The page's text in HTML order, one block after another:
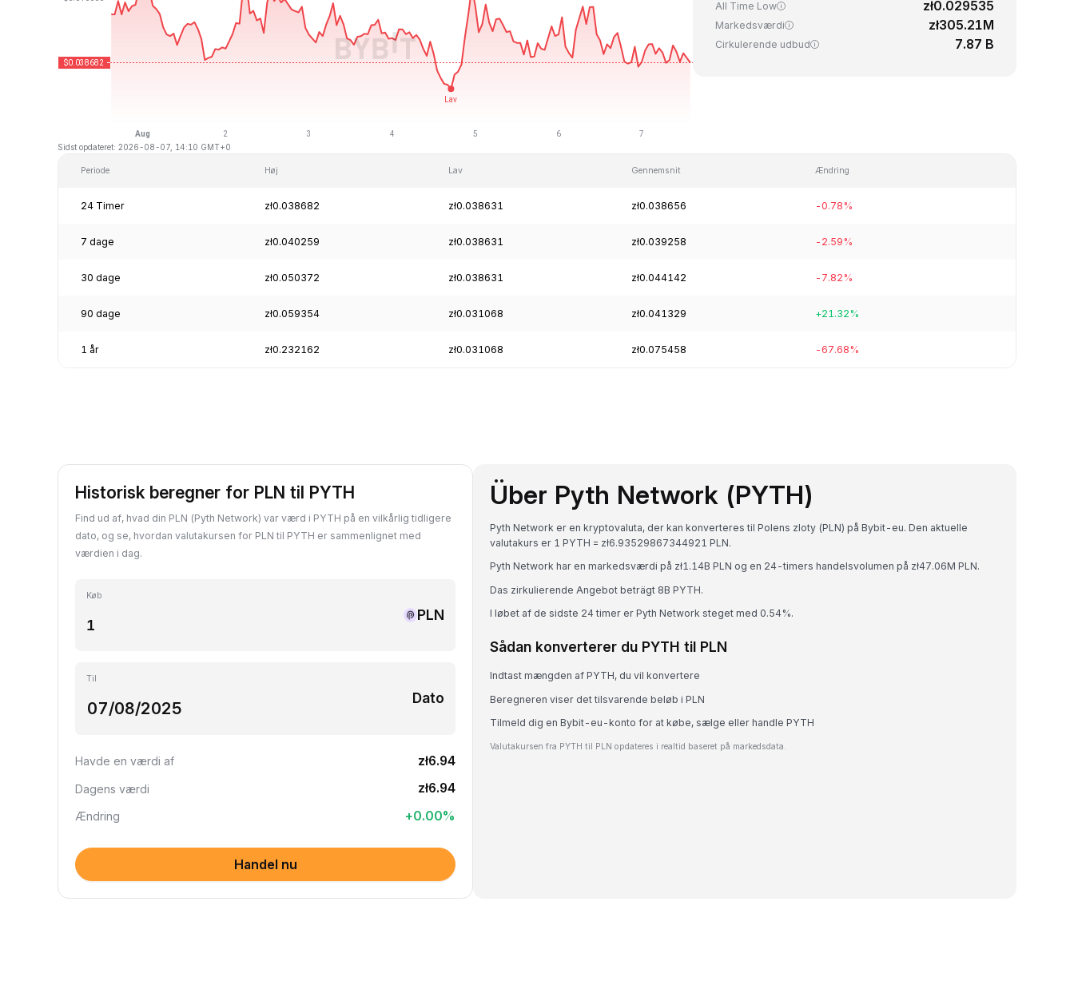
Sidst opdateret: 2026-08-07, 14:10 GMT+0
All Time Low zł0.029535
Markedsværdi zł305.21M
Cirkulerende udbud 7.87 B
Periode Høj Lav Gennemsnit Ændring
24 Timer zł0.038682 zł0.038631 zł0.038656 -0.78%
7 dage zł0.040259 zł0.038631 zł0.039258 -2.59%
30 dage zł0.050372 zł0.038631 zł0.044142 -7.82%
90 dage zł0.059354 zł0.031068 zł0.041329 +21.32%
1 år zł0.232162 zł0.031068 zł0.075458 -67.68%
Historisk beregner for PLN til PYTH
Find ud af, hvad din PLN (Pyth Network) var værd i PYTH på en vilkårlig tidligere
dato, og se, hvordan valutakursen for PLN til PYTH er sammenlignet med
værdien i dag.
Køb
PLN
Til
Dato
Havde en værdi af zł6.94
Dagens værdi zł6.94
Ændring +0.00%
Handel nu
Über Pyth Network (PYTH)
Pyth Network er en kryptovaluta, der kan konverteres til Polens zloty (PLN) på Bybit-eu. Den aktuelle
valutakurs er 1 PYTH = zł6.93529867344921 PLN.
Pyth Network har en markedsværdi på zł1.14B PLN og en 24-timers handelsvolumen på zł47.06M PLN.
Das zirkulierende Angebot beträgt 8B PYTH.
I løbet af de sidste 24 timer er Pyth Network steget med 0.54%.
Sådan konverterer du PYTH til PLN
Indtast mængden af PYTH, du vil konvertere
Beregneren viser det tilsvarende beløb i PLN
Tilmeld dig en Bybit-eu-konto for at købe, sælge eller handle PYTH
Valutakursen fra PYTH til PLN opdateres i realtid baseret på markedsdata.